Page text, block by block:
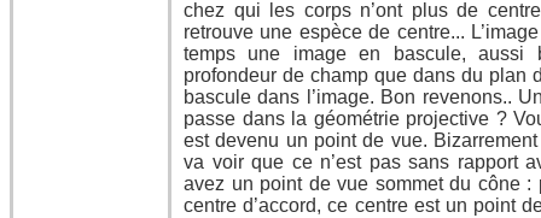
chez qui les corps n’ont plus de
retrouve une espèce de centre...
temps une image en bascule,
profondeur de champ que dans du plan
bascule dans l’image. Bon revenons..
passe dans la géométrie projective ?
est devenu un point de vue.
va voir que ce n’est pas sans rapport
avez un point de vue sommet du cône :
centre d’accord, ce centre est un point